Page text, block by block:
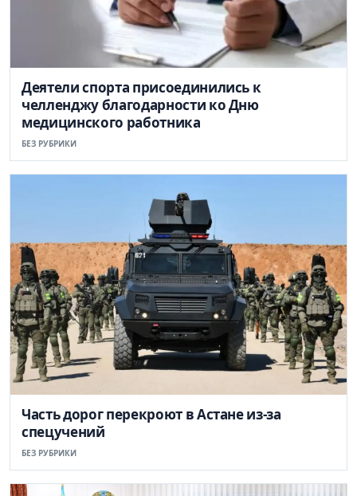
Деятели спорта присоединились к
челленджу благодарности ко Дню
медицинского работника
БЕЗ РУБРИКИ
Часть дорог перекроют в Астане из-за
спецучений
БЕЗ РУБРИКИ